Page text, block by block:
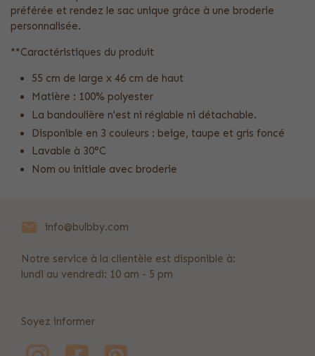
préférée et rendez le sac unique grâce à une broderie
personnalisée.
**Caractéristiques du produit
55 cm de large x 46 cm de haut
Matière : 100% polyester
La bandoulière n'est ni réglable ni détachable.
Disponible en 3 couleurs : beige, taupe et gris foncé
Lavable à 30°C
Nom ou initiale avec broderie
info@bulbby.com
Notre service à la clientèle est disponible à:
lundi au vendredi: 10 am - 5 pm
Soyez informer